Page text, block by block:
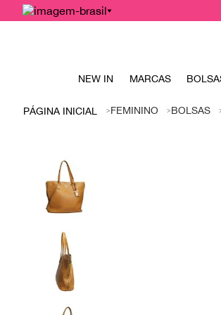
NEW IN MARCAS
FEMININO BOLSAS